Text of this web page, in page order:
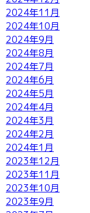
2024年11月
2024年10月
2024年9月
2024年8月
2024年7月
2024年6月
2024年5月
2024年4月
2024年3月
2024年2月
2024年1月
2023年12月
2023年11月
2023年10月
2023年9月